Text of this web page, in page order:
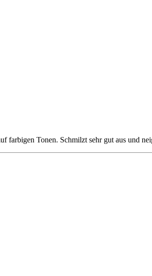
farbigen Tonen. Schmilzt sehr gut aus und